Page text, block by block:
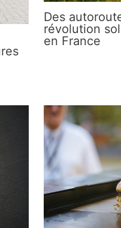
Des
révolution
en France